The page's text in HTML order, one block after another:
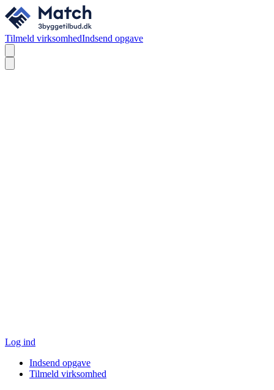
Tilmeld virksomhedIndsend opgave
Log ind
Indsend opgave
Tilmeld virksomhed